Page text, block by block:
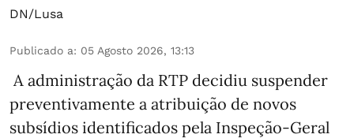
DN/Lusa
Publicado a: 05 Agosto 2026, 13:13
A administração da RTP decidiu suspender
preventivamente a atribuição de novos
subsídios identificados pela Inspeção-Geral